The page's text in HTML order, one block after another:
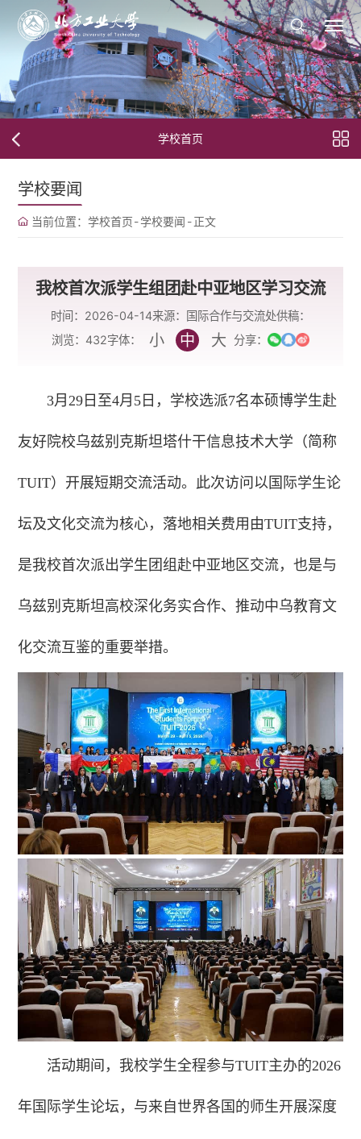
学校首页
学校要闻
当前位置： 学校首页-学校要闻 -正文
我校首次派学生组团赴中亚地区学习交流
时间：2026-04-14来源：国际合作与交流处供稿：
浏览： 432字体： 小 中 大 分享：
3月29日至4月5日，学校选派7名本硕博学生赴
友好院校乌兹别克斯坦塔什干信息技术大学（简称
TUIT）开展短期交流活动。此次访问以国际学生论
坛及文化交流为核心，落地相关费用由TUIT支持，
是我校首次派出学生团组赴中亚地区交流，也是与
乌兹别克斯坦高校深化务实合作、推动中乌教育文
化交流互鉴的重要举措。
活动期间，我校学生全程参与TUIT主办的2026
年国际学生论坛，与来自世界各国的师生开展深度